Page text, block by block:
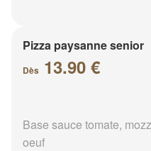
Pizza paysanne senior
Dès 13.90 €
Base sauce tomate,
oeuf